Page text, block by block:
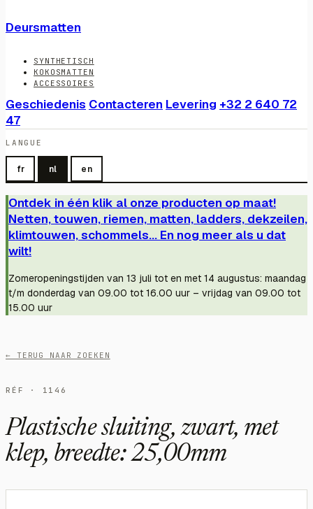
Deursmatten
SYNTHETISCH
KOKOSMATTEN
ACCESSOIRES
Geschiedenis Contacteren Levering +32 2 640 72
47
LANGUE
fr nl en
Ontdek in één klik al onze producten op maat!
Netten, touwen, riemen, matten, ladders, dekzeilen,
klimtouwen, schommels... En nog meer als u dat
wilt!
Zomeropeningstijden van 13 juli tot en met 14 augustus: maandag
t/m donderdag van 09.00 tot 16.00 uur – vrijdag van 09.00 tot
15.00 uur
← TERUG NAAR ZOEKEN
RÉF · 1146
Plastische sluiting, zwart, met
klep, breedte: 25,00mm